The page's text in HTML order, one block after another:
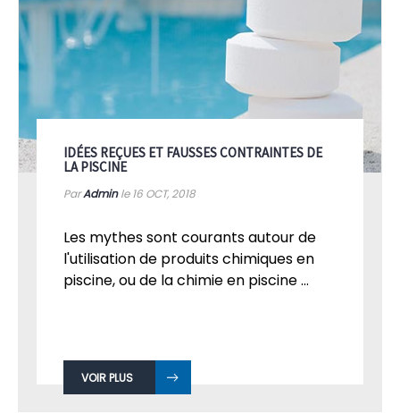
IDÉES REÇUES ET FAUSSES CONTRAINTES DE
LA PISCINE
ParAdminle 16 OCT, 2018
Les mythes sont courants autour de
l'utilisation de produits chimiques en
piscine, ou de la chimie en piscine ...
VOIR PLUS